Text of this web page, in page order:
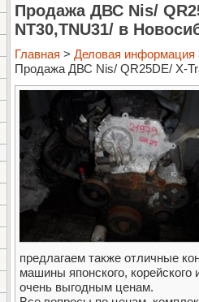
Продажа ДВС Nis/
NT30,TNU31/ в
Главная > Деловая информация
Продажа ДВС Nis/ QR25DE/ X-
предлагаем также отличные
машины японского, корейского
очень выгодным ценам.